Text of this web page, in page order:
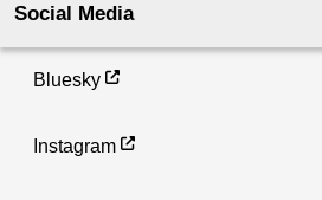
Social Media
Bluesky
Instagram